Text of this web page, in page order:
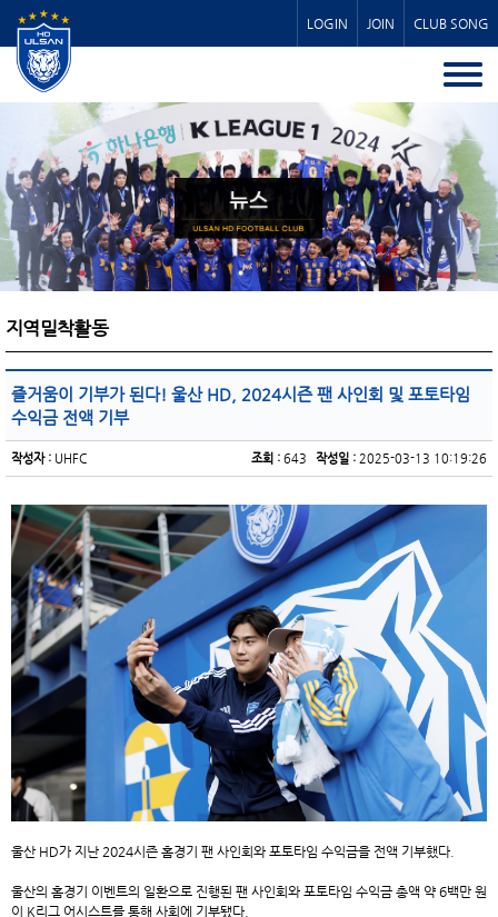
LOGIN JOIN CLUB SONG
지역밀착활동
즐거움이 기부가 된다! 울산 HD, 2024시즌 팬 사인회 및 포토타임
수익금 전액 기부
작성자 : UHFC 작성일 : 2025-03-13 10:19:26
조회 : 643
울산 HD가 지난 2024시즌 홈경기 팬 사인회와 포토타임 수익금을 전액 기부했다.
울산의 홈경기 이벤트의 일환으로 진행된 팬 사인회와 포토타임 수익금 총액 약 6백만 원
이 K리그 어시스트를 통해 사회에 기부됐다.